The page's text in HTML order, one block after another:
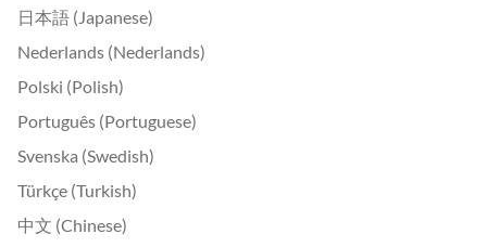
日本語 (Japanese)
Nederlands (Nederlands)
Polski (Polish)
Português (Portuguese)
Svenska (Swedish)
Türkçe (Turkish)
中文 (Chinese)